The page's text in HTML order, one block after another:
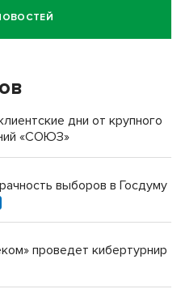
за смерть
селе лошади
с женой вошли в топ-16
дни от крупного
«СОЮЗ»
выборов в Госдуму
проведет кибертурнир